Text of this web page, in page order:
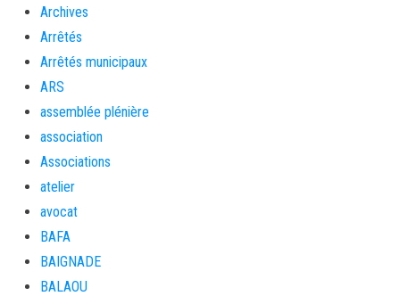
Archives
Arrêtés
Arrêtés municipaux
ARS
assemblée plénière
association
Associations
atelier
avocat
BAFA
BAIGNADE
BALAOU